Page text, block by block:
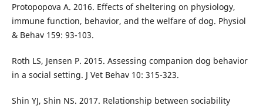
Protopopova A. 2016. Effects of sheltering on physiology,
immune function, behavior, and the welfare of dog. Physiol
& Behav 159: 93-103.
Roth LS, Jensen P. 2015. Assessing companion dog behavior
in a social setting. J Vet Behav 10: 315-323.
Shin YJ, Shin NS. 2017. Relationship between sociability